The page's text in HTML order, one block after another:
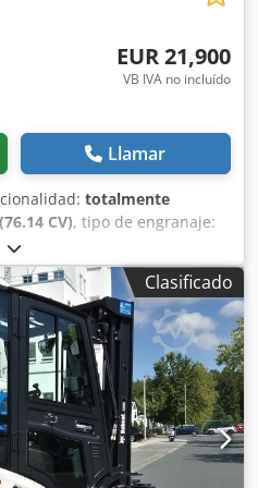
EUR 21,900
VB IVA no incluído
Llamar
totalmente
CV), tipo de engranaje:
fabricación:2008, horas de
cabina, horquillas
BOBCAT T2250 Año de
4.871 horas Capacidad
de elevación: 5 metros
hidrostática de 2 velocidades
total: solo 190 cm - Incluye
mecánico - Circuito
horquilla - Tracción a las
- Control mediante
Clasificado